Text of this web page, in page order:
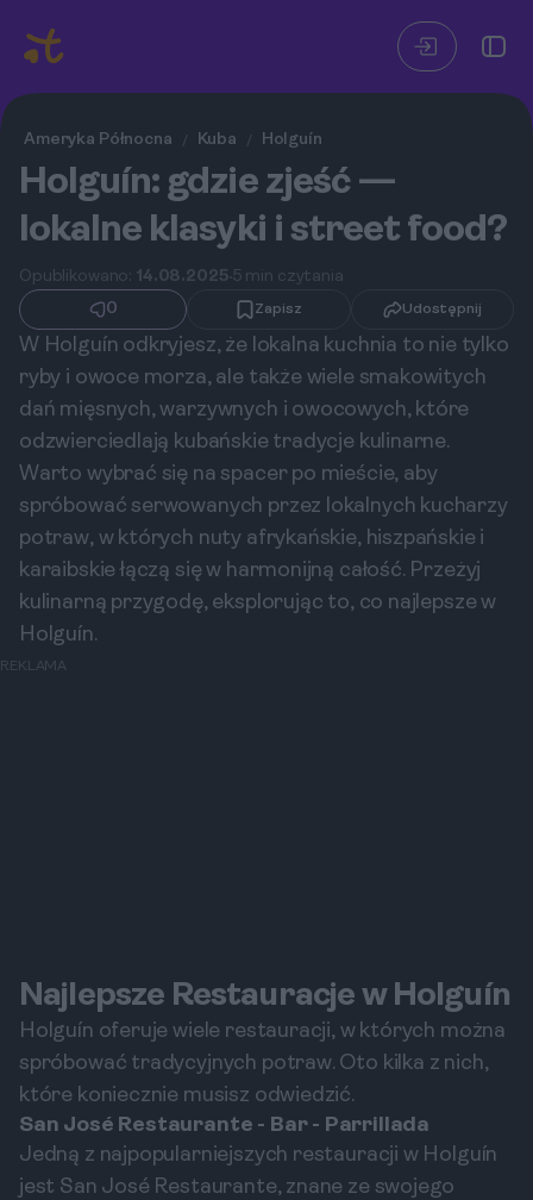
Ameryka Północna / Kuba / Holguín
Holguín: gdzie zjeść —
lokalne klasyki i street food?
Opublikowano: 14.08.2025 5 min czytania
0
Zapisz Udostępnij
W Holguín odkryjesz, że lokalna kuchnia to nie tylko
ryby i owoce morza, ale także wiele smakowitych
dań mięsnych, warzywnych i owocowych, które
odzwierciedlają kubańskie tradycje kulinarne.
Warto wybrać się na spacer po mieście, aby
spróbować serwowanych przez lokalnych kucharzy
potraw, w których nuty afrykańskie, hiszpańskie i
karaibskie łączą się w harmonijną całość. Przeżyj
kulinarną przygodę, eksplorując to, co najlepsze w
Holguín.
REKLAMA
Najlepsze Restauracje w Holguín
Holguín oferuje wiele restauracji, w których można
spróbować tradycyjnych potraw. Oto kilka z nich,
które koniecznie musisz odwiedzić.
San José Restaurante - Bar - Parrillada
Jedną z najpopularniejszych restauracji w Holguín
jest San José Restaurante, znane ze swojego